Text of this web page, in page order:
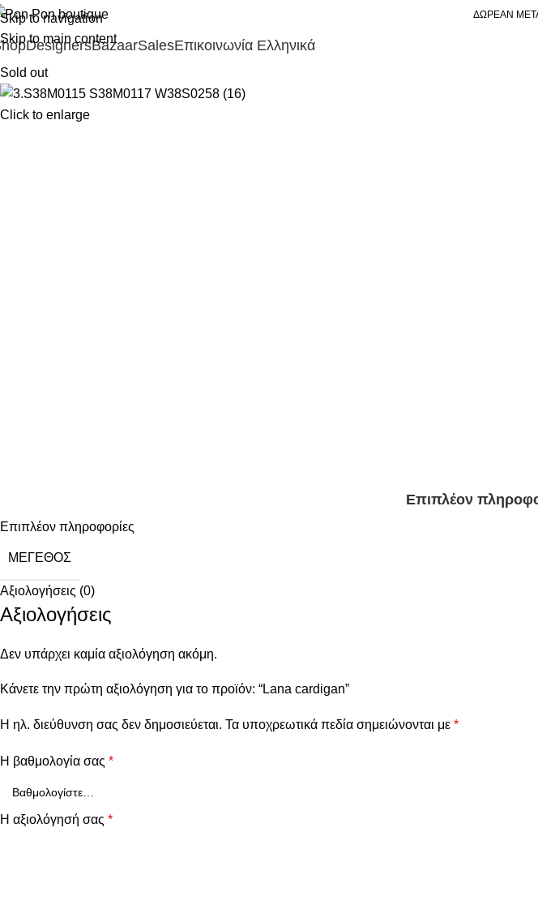
Skip to navigation
Skip to main content
ΔΩΡΕΑΝ
DesignersBazaarSalesΕπικοινωνία Ελληνικά
Sold out
Click to enlarge
Επιπλέον
Επιπλέον πληροφορίες
ΜΈΓΕΘΟΣ
Αξιολογήσεις (0)
Αξιολογήσεις
Δεν υπάρχει καμία αξιολόγηση ακόμη.
Κάνετε την πρώτη αξιολόγηση για το προϊόν: “Lana cardigan”
Η ηλ. διεύθυνση σας δεν δημοσιεύεται. Τα υποχρεωτικά πεδία σημειώνονται με *
Η βαθμολογία σας *
Η αξιολόγησή σας *